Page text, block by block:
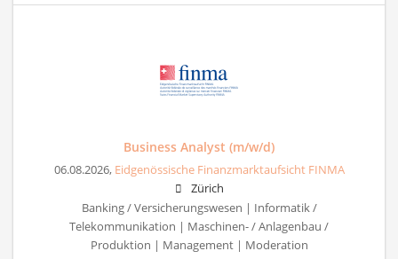
Business Analyst (m/w/d)
06.08.2026, Eidgenössische Finanzmarktaufsicht FINMA
Zürich
Banking / Versicherungswesen | Informatik /
Telekommunikation | Maschinen- / Anlagenbau /
Produktion | Management | Moderation